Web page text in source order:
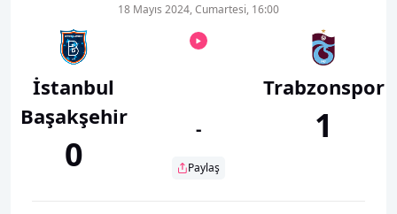
İstanbul
Başakşehir
0
18 Mayıs 2024, Cumartesi, 16:00
-
Paylaş
Trabzonspor
1